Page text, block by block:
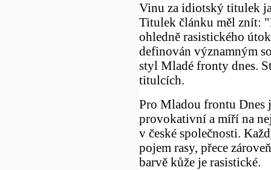
Vinu za idiotský titulek
Titulek článku měl znít:
ohledně rasistického
definován významným
styl Mladé fronty dnes.
titulcích.
Pro Mladou frontu Dnes
provokativní a míří na
v české společnosti.
pojem rasy, přece
barvě kůže je rasistické.